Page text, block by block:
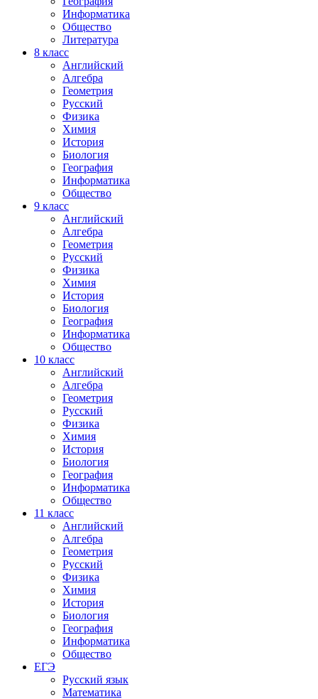
Информатика
Общество
Литература
8 класс
Английский
Алгебра
Геометрия
Русский
Физика
Химия
История
Биология
География
Информатика
Общество
9 класс
Английский
Алгебра
Геометрия
Русский
Физика
Химия
История
Биология
География
Информатика
Общество
10 класс
Английский
Алгебра
Геометрия
Русский
Физика
Химия
История
Биология
География
Информатика
Общество
11 класс
Английский
Алгебра
Геометрия
Русский
Физика
Химия
История
Биология
География
Информатика
Общество
ЕГЭ
Русский язык
Математика